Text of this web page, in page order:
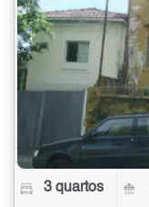
3 quartos